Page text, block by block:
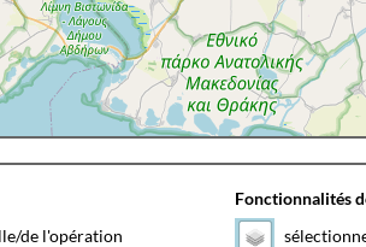
de l'opération
Fonctionnalités